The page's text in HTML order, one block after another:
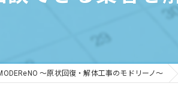
工場
～原状回復・解体工事のモドリーノ～